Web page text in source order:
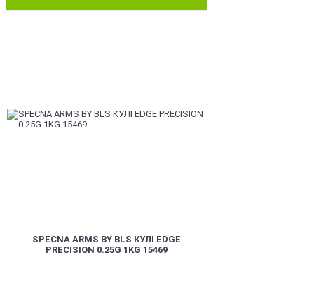
SPECNA ARMS BY BLS КУЛІ EDGE
PRECISION 0.25G 1KG 15469